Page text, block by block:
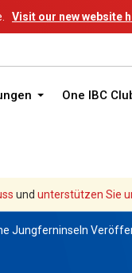
Visit our new website
One IBC
und unterstützen Sie
Jungferninseln